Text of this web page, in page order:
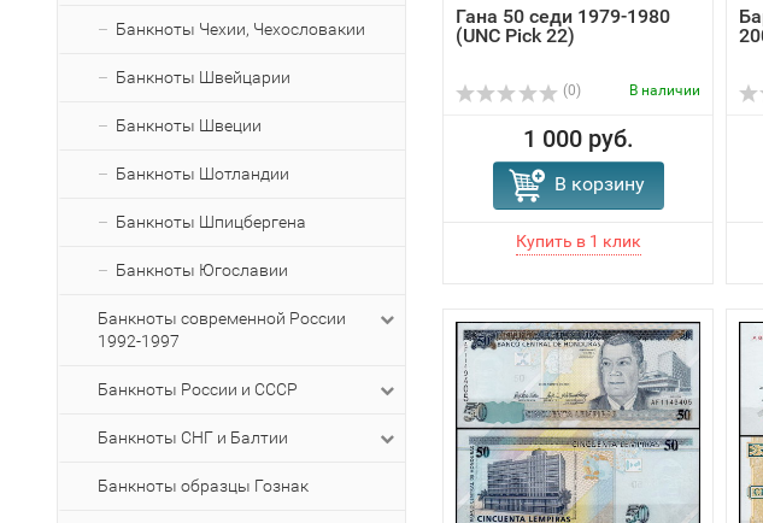
Банкноты Чехии, Чехословакии
Банкноты Швейцарии
Банкноты Швеции
Банкноты Шотландии
Банкноты Шпицбергена
Банкноты Югославии
Банкноты современной России
1992-1997
Банкноты России и СССР
Банкноты СНГ и Балтии
Банкноты образцы Гознак
Гана 50 седи 1979-1980
(UNC Pick 22)
(0) В наличии
1 000 руб.
В корзину